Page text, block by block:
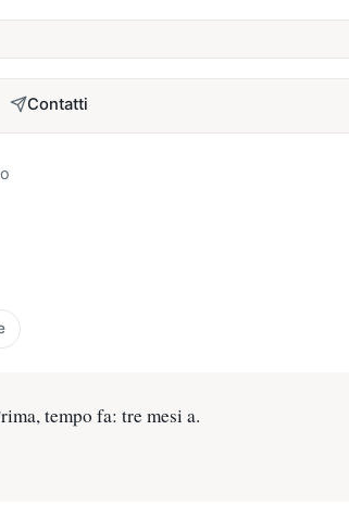
Contatti
tempo fa: tre mesi a.